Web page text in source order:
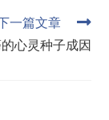
一篇文章
心灵种子成因